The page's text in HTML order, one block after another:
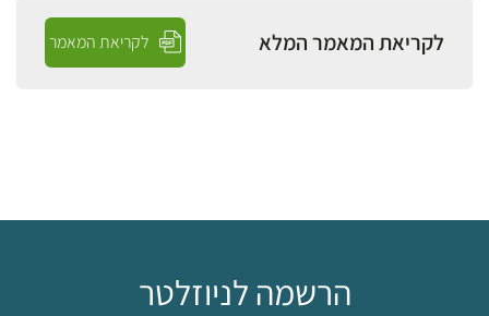
לקריאת המאמר המלא לקריאת המאמר
הרשמה לניוזלטר